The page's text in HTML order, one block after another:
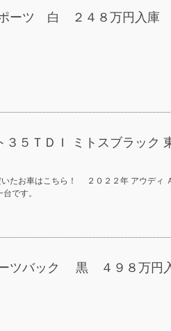
ポーツ 白 ２４８万円入庫
３５ＴＤＩ ミトスブラック
たお車はこちら！ ２０２２年 アウディ
台です。
ーツバック 黒 ４９８万円